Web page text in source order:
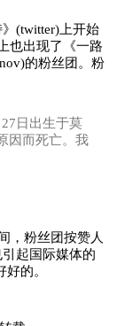
(twitter)上开始
也出现了《一路
的粉丝团。粉
日出生于莫
因而死亡。我
，粉丝团按赞人
起国际媒体的
的。